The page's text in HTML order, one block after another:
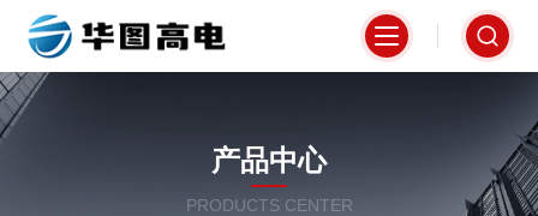
产品中心
PRODUCTS CENTER